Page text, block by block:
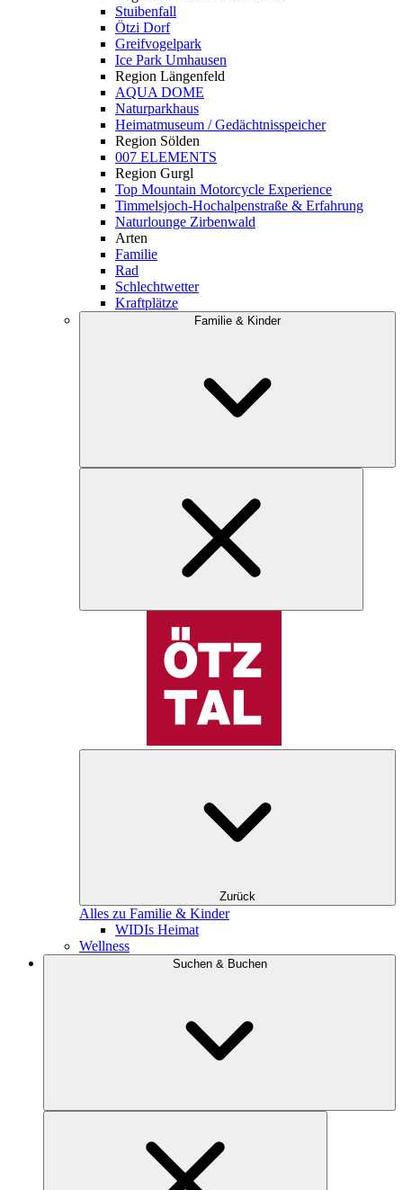
Stuibenfall
Ötzi Dorf
Greifvogelpark
Ice Park Umhausen
Region Längenfeld
AQUA DOME
Naturparkhaus
Heimatmuseum / Gedächtnisspeicher
Region Sölden
007 ELEMENTS
Region Gurgl
Top Mountain Motorcycle Experience
Timmelsjoch-Hochalpenstraße & Erfahrung
Naturlounge Zirbenwald
Arten
Familie
Rad
Schlechtwetter
Kraftplätze
Familie & Kinder
Zurück
Alles zu Familie & Kinder
WIDIs Heimat
Wellness
Suchen & Buchen